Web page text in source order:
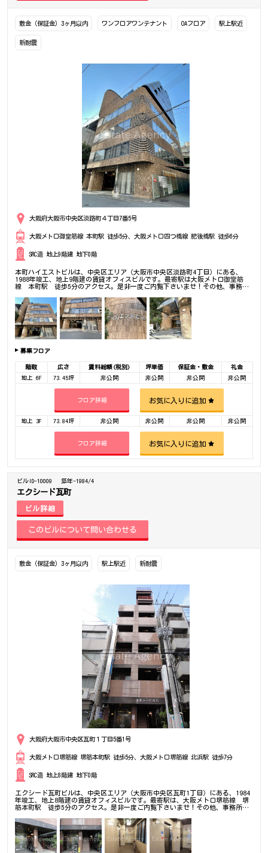
敷金（保証金）3ヶ月以内 ワンフロアワンテナント OAフロア 駅上駅近
新耐震
大阪府大阪市中央区淡路町４丁目7番5号
大阪メトロ御堂筋線 本町駅 徒歩5分、大阪メトロ四つ橋線 肥後橋駅 徒歩6分
SRC造 地上9階建 地下0階
本町ハイエストビルは、中央区エリア（大阪市中央区淡路町4丁目）にある、
1988年竣工、地上9階建の賃貸オフィスビルです。最寄駅は大阪メトロ御堂筋
線 本町駅 徒歩5分のアクセス。是非一度ご内覧下さいませ！その他、事務
募集フロア
階数 広さ 賃料総額(税別) 坪単価 保証金・敷金
礼金
地上 6F
73.45坪 非公開 非公開 非公開 非公開
フロア詳細 お気に入りに追加
地上 3F 73.84坪 非公開 非公開 非公開 非公開
フロア詳細 お気に入りに追加
ビルID-10009 築年-1984/4
エクシード瓦町
ビル詳細
敷金（保証金）3ヶ月以内 駅上駅近 新耐震
大阪府大阪市中央区瓦町１丁目5番1号
大阪メトロ堺筋線 堺筋本町駅 徒歩5分、大阪メトロ堺筋線 北浜駅 徒歩7分
SRC造 地上8階建 地下0階
エクシード瓦町ビルは、中央区エリア（大阪市中央区瓦町1丁目）にある、1984
年竣工、地上8階建の賃貸オフィスビルです。最寄駅は、大阪メトロ堺筋線 堺
筋本町駅 徒歩5分のアクセス。是非一度ご内覧下さいませ！その他、事務所、